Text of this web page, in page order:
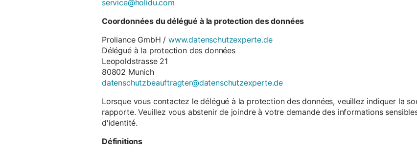
service@holidu.com
Coordonnées du délégué à la protection des données
Proliance GmbH /www.datenschutzexperte.de
Délégué à la protection des données
Leopoldstrasse 21
80802 Munich
datenschutzbeauftragter@datenschutzexperte.de
Lorsque vous contactez le délégué à la protection des données, veuillez indiquer la
rapporte. Veuillez vous abstenir de joindre à votre demande des informations
d'identité.
Définitions